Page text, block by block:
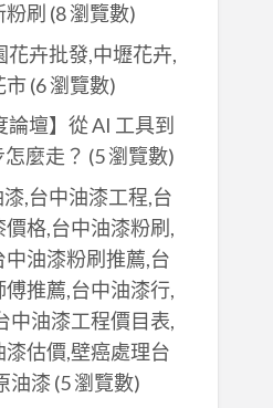
刷 (8 瀏覽數)
卉批發,中壢花卉,
市(6 瀏覽數)
論壇】從 AI 工具到
麼走？ (5 瀏覽數)
,台中油漆工程,台
格,台中油漆粉刷,
油漆粉刷推薦,台
推薦,台中油漆行,
中油漆工程價目表,
估價,壁癌處理台
油漆(5 瀏覽數)